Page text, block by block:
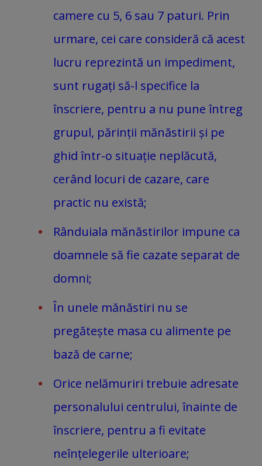
camere cu 5, 6 sau 7 paturi. Prin
urmare, cei care consideră că acest
lucru reprezintă un impediment,
sunt rugați să-l specifice la
înscriere, pentru a nu pune întreg
grupul, părinții mănăstirii și pe
ghid într-o situație neplăcută,
cerând locuri de cazare, care
practic nu există;
Rânduiala mănăstirilor impune ca
doamnele să fie cazate separat de
domni;
În unele mănăstiri nu se
pregătește masa cu alimente pe
bază de carne;
Orice nelămuriri trebuie adresate
personalului centrului, înainte de
înscriere, pentru a fi evitate
neînțelegerile ulterioare;